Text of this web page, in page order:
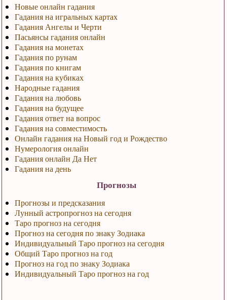
Новые онлайн гадания
Гадания на игральных картах
Гадания Ангелы и Черти
Пасьянсы гадания онлайн
Гадания на монетах
Гадания по рунам
Гадания по книгам
Гадания на кубиках
Народные гадания
Гадания на любовь
Гадания на будущее
Гадания ответ на вопрос
Гадания на совместимость
Онлайн гадания на Новый год и Рождество
Нумерология онлайн
Гадания онлайн Да Нет
Гадания на день
Прогнозы
Прогнозы и предсказания
Лунный астропрогноз на сегодня
Таро прогноз на сегодня
Прогноз на сегодня по знаку Зодиака
Индивидуальный Таро прогноз на сегодня
Общий Таро прогноз на год
Прогноз на год по знаку Зодиака
Индивидуальный Таро прогноз на год